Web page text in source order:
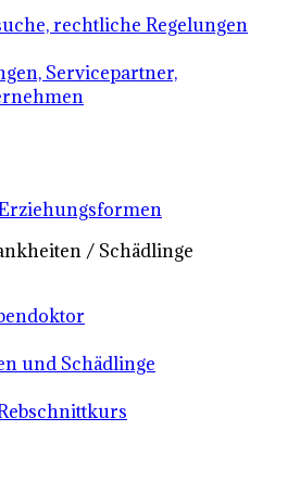
rechtliche Regelungen
Servicepartner,
/ Schädlinge
und Schädlinge